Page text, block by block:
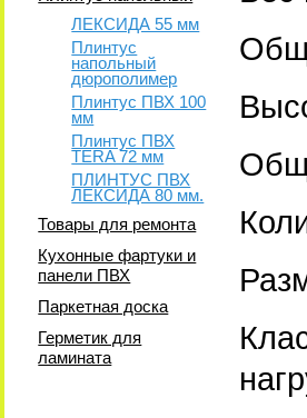
ЛЕКСИДА 55 мм
Плинтус
напольный
дюрополимер
Плинтус ПВХ 100
мм
Плинтус ПВХ
TERA 72 мм
ПЛИНТУС ПВХ
ЛЕКСИДА 80 мм.
Товары для ремонта
Кухонные фартуки и
панели ПВХ
Паркетная доска
Герметик для
ламината